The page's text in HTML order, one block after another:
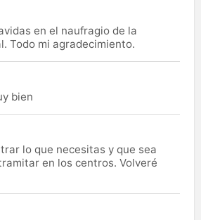
en el naufragio de la
Todo mi agradecimiento.
bien
lo que necesitas y que sea
en los centros. Volveré